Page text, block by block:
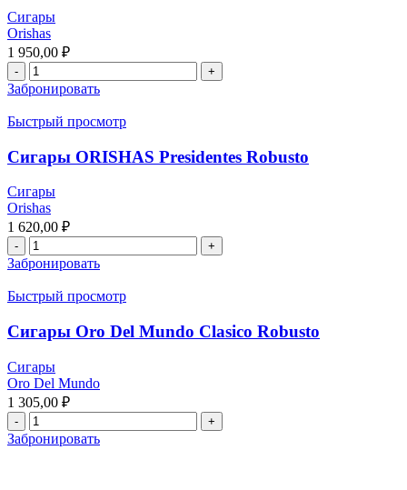
Сигары
Orishas
1 950,00 ₽
Забронировать
Быстрый просмотр
Сигары ORISHAS Presidentes Robusto
Сигары
Orishas
1 620,00 ₽
Забронировать
Быстрый просмотр
Сигары Oro Del Mundo Clasico Robusto
Сигары
Oro Del Mundo
1 305,00 ₽
Забронировать